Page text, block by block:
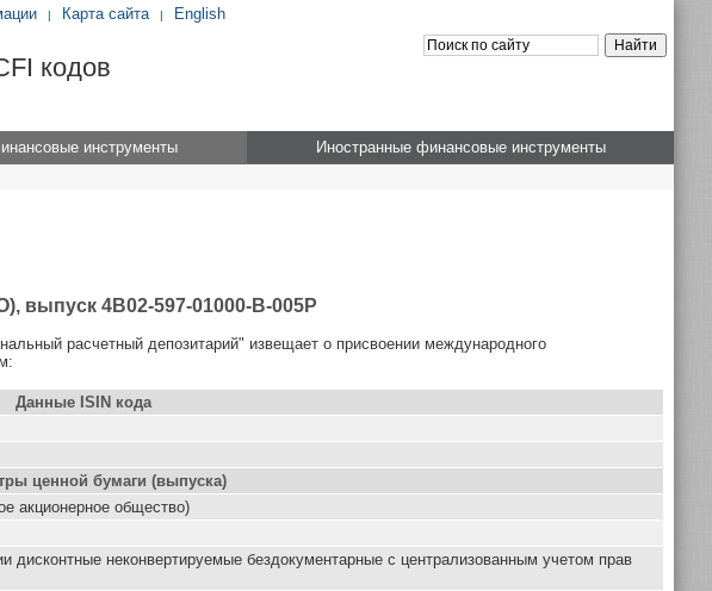
| Карта сайта | English
кодов
инструменты
Иностранные финансовые инструменты
выпуск 4B02-597-01000-B-005P
расчетный депозитарий" извещает о присвоении международного
Данные ISIN кода
ценной бумаги (выпуска)
акционерное общество)
дисконтные неконвертируемые бездокументарные с централизованным учетом прав